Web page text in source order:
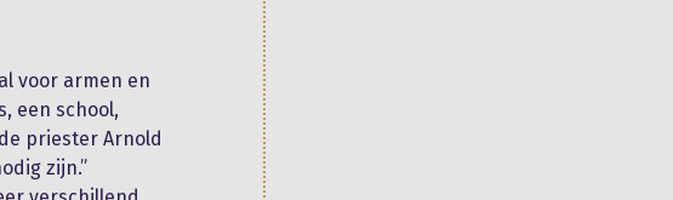
voor armen en
een school,
priester Arnold
zijn.”